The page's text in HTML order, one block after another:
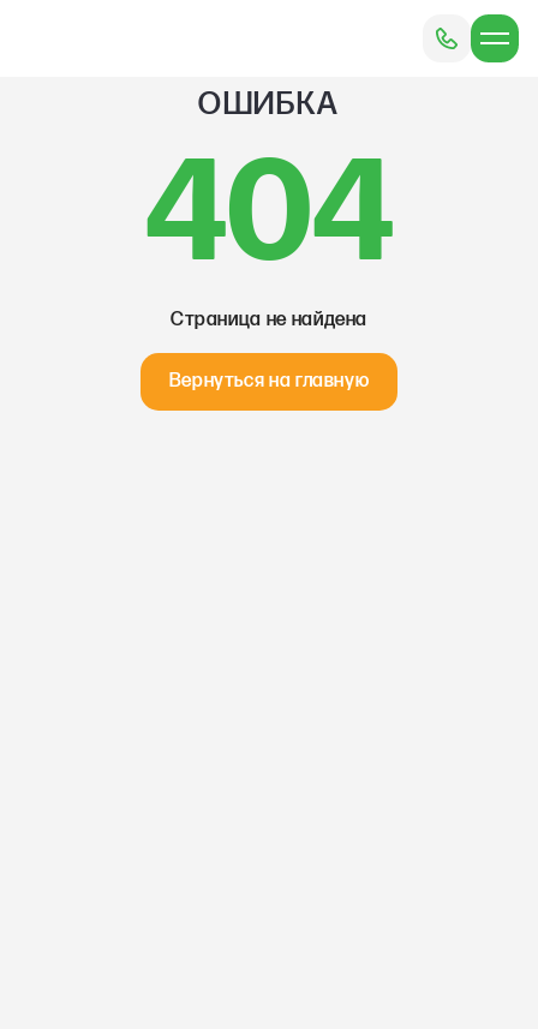
ОШИБКА
404
Страница не найдена
Вернуться на главную